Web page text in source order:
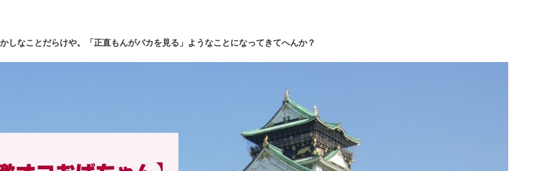
しなことだらけや。「正直もんがバカを見る」ようなことになってきてへんか？